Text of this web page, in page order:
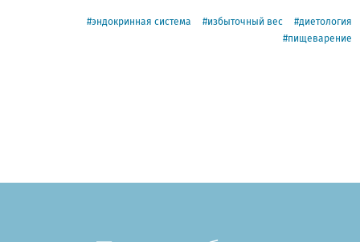
эндокринная система избыточный вес
диетология
пищеварение